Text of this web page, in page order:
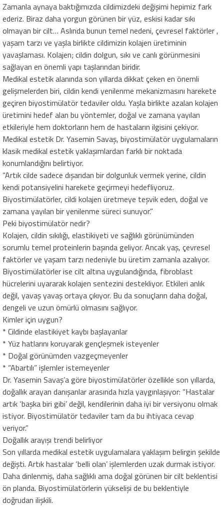
Zamanla aynaya baktığımızda cildimizdeki değişimi hepimiz fark
ederiz. Biraz daha yorgun görünen bir yüz, eskisi kadar sıkı
olmayan bir cilt… Aslında bunun temel nedeni, çevresel faktörler ,
yaşam tarzı ve yaşla birlikte cildimizin kolajen üretiminin
yavaşlaması. Kolajen; cildin dolgun, sıkı ve canlı görünmesini
sağlayan en önemli yapı taşlarından biridir.
Medikal estetik alanında son yıllarda dikkat çeken en önemli
gelişmelerden biri, cildin kendi yenilenme mekanizmasını harekete
geçiren biyostimülatör tedaviler oldu. Yaşla birlikte azalan kolajen
üretimini hedef alan bu yöntemler, doğal ve zamana yayılan
etkileriyle hem doktorların hem de hastaların ilgisini çekiyor.
Medikal estetik Dr. Yasemin Savaş, biyostimülatör uygulamaların
klasik medikal estetik yaklaşımlardan farklı bir noktada
konumlandığını belirtiyor.
“Artık cilde sadece dışarıdan bir dolgunluk vermek yerine, cildin
kendi potansiyelini harekete geçirmeyi hedefliyoruz.
Biyostimülatörler, cildi kolajen üretmeye teşvik eden, doğal ve
zamana yayılan bir yenilenme süreci sunuyor.”
Peki biyostimülatör nedir?
Kolajen, cildin sıkılığı, elastikiyeti ve sağlıklı görünümünden
sorumlu temel proteinlerin başında geliyor. Ancak yaş, çevresel
faktörler ve yaşam tarzı nedeniyle bu üretim zamanla azalıyor.
Biyostimülatörler ise cilt altına uygulandığında, fibroblast
hücrelerini uyararak kolajen sentezini destekliyor. Etkileri anlık
değil, yavaş yavaş ortaya çıkıyor. Bu da sonuçların daha doğal,
dengeli ve uzun ömürlü olmasını sağlıyor.
Kimler için uygun?
* Cildinde elastikiyet kaybı başlayanlar
* Yüz hatlarını koruyarak gençleşmek isteyenler
* Doğal görünümden vazgeçmeyenler
* “Abartılı” işlemler istemeyenler
Dr. Yasemin Savaş’a göre biyostimülatörler özellikle son yıllarda,
doğallık arayan danışanlar arasında hızla yaygınlaşıyor: “Hastalar
artık ‘başka biri gibi’ değil, kendilerinin daha iyi bir versiyonu olmak
istiyor. Biyostimülatör tedaviler tam da bu ihtiyaca cevap
veriyor.”
Doğallık arayışı trendi belirliyor
Son yıllarda medikal estetik uygulamalara yaklaşım belirgin şekilde
değişti. Artık hastalar ‘belli olan’ işlemlerden uzak durmak istiyor.
Daha dinlenmiş, daha sağlıklı ama doğal görünen bir cilt beklentisi
ön planda. Biyostimülatörlerin yükselişi de bu beklentiyle
doğrudan ilişkili.